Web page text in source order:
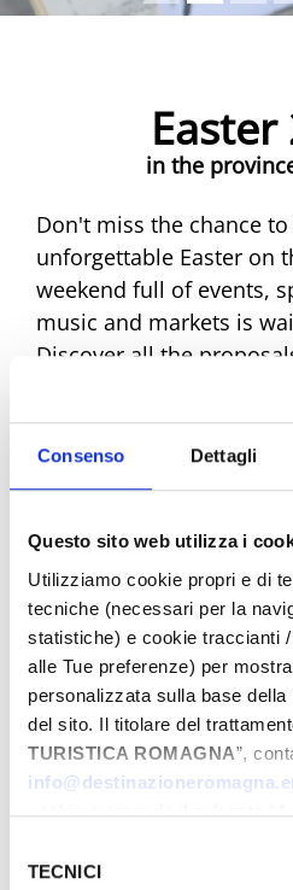
Consenso Dettagli
Questo sito web utilizza i
Utilizziamo cookie propri e di
tecniche (necessari per la
statistiche) e cookie traccianti
alle Tue preferenze) per
personalizzata sulla base
del sito. Il titolare del
TURISTICA ROMAGNA”,
cookie premendo il pulsante
gestire le tue preferenze
delTECNICI
in the
Don't miss the chance
unforgettable Easter on
weekend full of events,
music and markets is
Discover all the
experience unique
dream Easter now!
Easter Riviera
From
To